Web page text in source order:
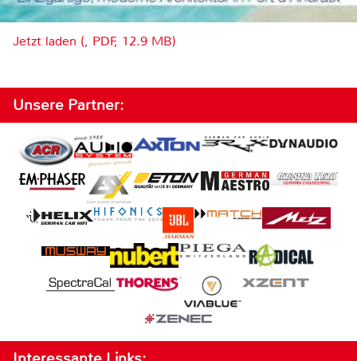
Jetzt laden (, PDF, 12.9 MB)
Unsere Partner: